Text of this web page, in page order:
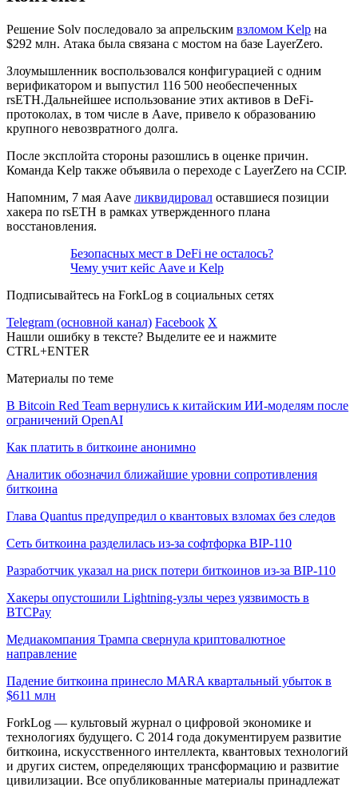
Решение Solv последовало за апрельским взломом Kelp на
$292 млн. Атака была связана с мостом на базе LayerZero.
Злоумышленник воспользовался конфигурацией с одним
верификатором и выпустил 116 500 необеспеченных
rsETH.Дальнейшее использование этих активов в DeFi-
протоколах, в том числе в Aave, привело к образованию
крупного невозвратного долга.
После эксплойта стороны разошлись в оценке причин.
Команда Kelp также объявила о переходе с LayerZero на CCIP.
Напомним, 7 мая Aave ликвидировал оставшиеся позиции
хакера по rsETH в рамках утвержденного плана
восстановления.
Безопасных мест в DeFi не осталось?
Чему учит кейс Aave и Kelp
Подписывайтесь на ForkLog в социальных сетях
Telegram (основной канал) Facebook X
Нашли ошибку в тексте? Выделите ее и нажмите
CTRL+ENTER
Материалы по теме
В Bitcoin Red Team вернулись к китайским ИИ-моделям после
ограничений OpenAI
Как платить в биткоине анонимно
Аналитик обозначил ближайшие уровни сопротивления
биткоина
Глава Quantus предупредил о квантовых взломах без следов
Сеть биткоина разделилась из-за софтфорка BIP-110
Разработчик указал на риск потери биткоинов из-за BIP-110
Хакеры опустошили Lightning-узлы через уязвимость в
BTCPay
Медиакомпания Трампа свернула криптовалютное
направление
Падение биткоина принесло MARA квартальный убыток в
$611 млн
ForkLog — культовый журнал о цифровой экономике и
технологиях будущего. С 2014 года документируем развитие
биткоина, искусственного интеллекта, квантовых технологий
и других систем, определяющих трансформацию и развитие
цивилизации. Все опубликованные материалы принадлежат